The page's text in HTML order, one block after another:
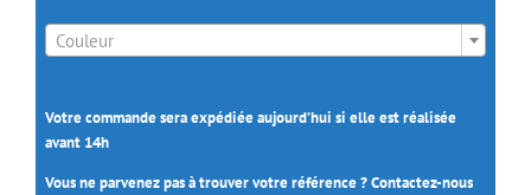
Couleur
Votre commande sera expédiée aujourd’hui si elle est réalisée
avant 14h
Vous ne parvenez pas à trouver votre référence ? Contactez-nous